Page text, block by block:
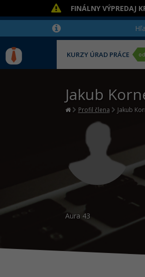
FINÁLNY VÝPREDAJ
KURZY ÚRAD PRÁCE od
Jakub
Profil člena Jakub
Aura 43